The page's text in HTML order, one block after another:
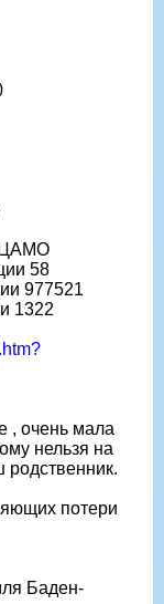
ЦАМО
58
977521
1322
, очень мала
нельзя на
родственник.
потери
Баден-